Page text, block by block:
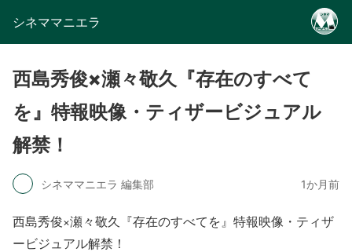
シネママニエラ
西島秀俊×瀬々敬久『存在のすべて
を』特報映像・ティザービジュアル
解禁！
シネママニエラ 編集部 1か月前
西島秀俊×瀬々敬久『存在のすべてを』特報映像・ティザ
ービジュアル解禁！